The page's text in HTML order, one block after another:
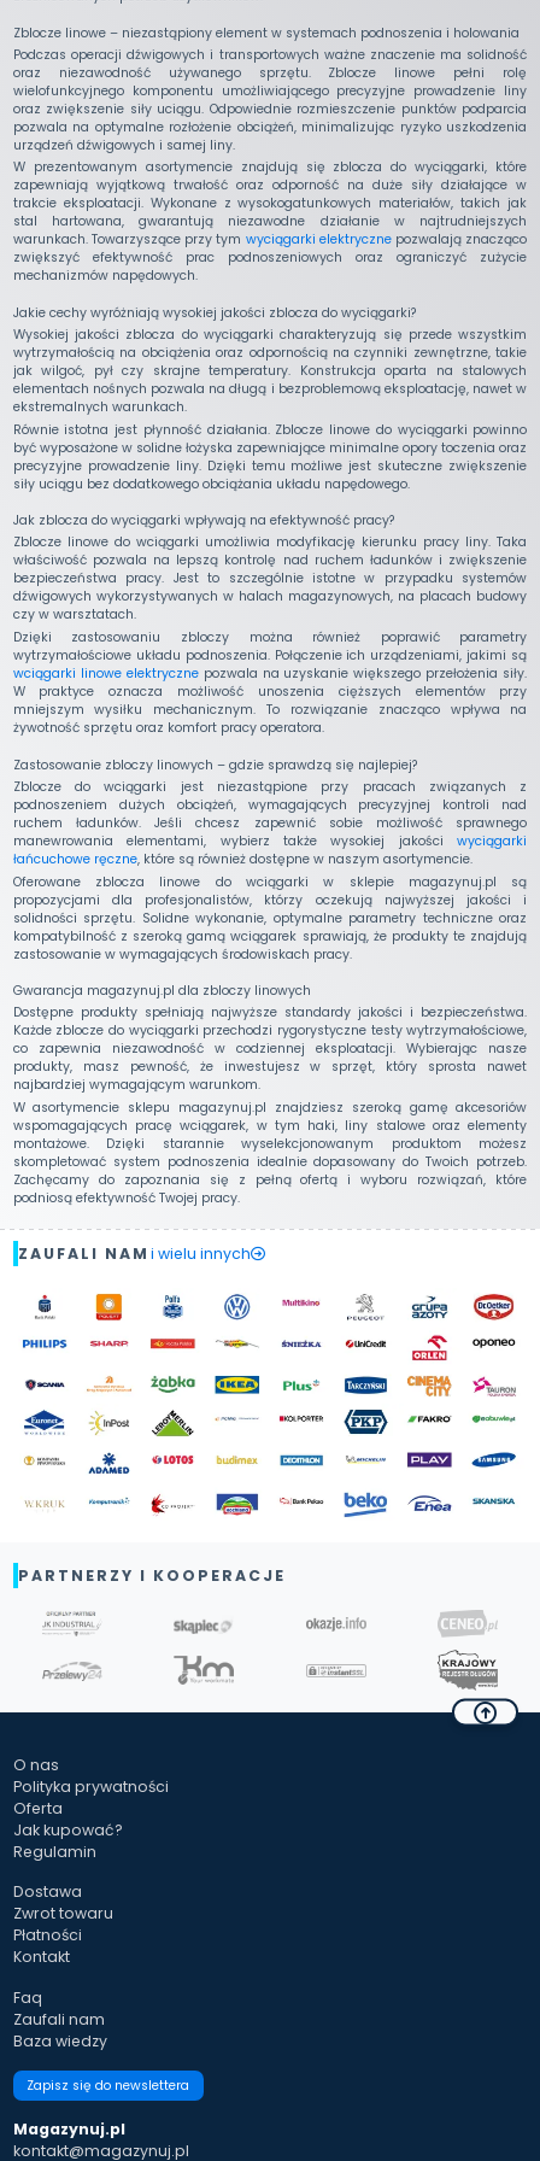
Zblocze linowe – niezastąpiony element w systemach podnoszenia i holowania
Podczas operacji dźwigowych i transportowych ważne znaczenie ma solidność
oraz niezawodność używanego sprzętu. Zblocze linowe pełni rolę
wielofunkcyjnego komponentu umożliwiającego precyzyjne prowadzenie liny
oraz zwiększenie siły uciągu. Odpowiednie rozmieszczenie punktów podparcia
pozwala na optymalne rozłożenie obciążeń, minimalizując ryzyko uszkodzenia
urządzeń dźwigowych i samej liny.
W prezentowanym asortymencie znajdują się zblocza do wyciągarki, które
zapewniają wyjątkową trwałość oraz odporność na duże siły działające w
trakcie eksploatacji. Wykonane z wysokogatunkowych materiałów, takich jak
stal hartowana, gwarantują niezawodne działanie w najtrudniejszych
warunkach. Towarzyszące przy tym wyciągarki elektrycznepozwalają znacząco
zwiększyć efektywność prac podnoszeniowych oraz ograniczyć zużycie
mechanizmów napędowych.
Jakie cechy wyróżniają wysokiej jakości zblocza do wyciągarki?
Wysokiej jakości zblocza do wyciągarki charakteryzują się przede wszystkim
wytrzymałością na obciążenia oraz odpornością na czynniki zewnętrzne, takie
jak wilgoć, pył czy skrajne temperatury. Konstrukcja oparta na stalowych
elementach nośnych pozwala na długą i bezproblemową eksploatację, nawet w
ekstremalnych warunkach.
Równie istotna jest płynność działania. Zblocze linowe do wyciągarki powinno
być wyposażone w solidne łożyska zapewniające minimalne opory toczenia oraz
precyzyjne prowadzenie liny. Dzięki temu możliwe jest skuteczne zwiększenie
siły uciągu bez dodatkowego obciążania układu napędowego.
Jak zblocza do wyciągarki wpływają na efektywność pracy?
Zblocze linowe do wciągarki umożliwia modyfikację kierunku pracy liny. Taka
właściwość pozwala na lepszą kontrolę nad ruchem ładunków i zwiększenie
bezpieczeństwa pracy. Jest to szczególnie istotne w przypadku systemów
dźwigowych wykorzystywanych w halach magazynowych, na placach budowy
czy w warsztatach.
Dzięki zastosowaniu zbloczy można również poprawić parametry
wytrzymałościowe układu podnoszenia. Połączenie ich urządzeniami, jakimi są
wciągarki linowe elektrycznepozwala na uzyskanie większego przełożenia siły.
W praktyce oznacza możliwość unoszenia cięższych elementów przy
mniejszym wysiłku mechanicznym. To rozwiązanie znacząco wpływa na
żywotność sprzętu oraz komfort pracy operatora.
Zastosowanie zbloczy linowych – gdzie sprawdzą się najlepiej?
Zblocze do wciągarki jest niezastąpione przy pracach związanych z
podnoszeniem dużych obciążeń, wymagających precyzyjnej kontroli nad
ruchem ładunków. Jeśli chcesz zapewnić sobie możliwość sprawnego
manewrowania elementami, wybierz także wysokiej jakościwyciągarki
łańcuchowe ręczne, które są również dostępne w naszym asortymencie.
Oferowane zblocza linowe do wciągarki w sklepie magazynuj.pl są
propozycjami dla profesjonalistów, którzy oczekują najwyższej jakości i
solidności sprzętu. Solidne wykonanie, optymalne parametry techniczne oraz
kompatybilność z szeroką gamą wciągarek sprawiają, że produkty te znajdują
zastosowanie w wymagających środowiskach pracy.
Gwarancja magazynuj.pl dla zbloczy linowych
Dostępne produkty spełniają najwyższe standardy jakości i bezpieczeństwa.
Każde zblocze do wyciągarki przechodzi rygorystyczne testy wytrzymałościowe,
co zapewnia niezawodność w codziennej eksploatacji. Wybierając nasze
produkty, masz pewność, że inwestujesz w sprzęt, który sprosta nawet
najbardziej wymagającym warunkom.
W asortymencie sklepu magazynuj.pl znajdziesz szeroką gamę akcesoriów
wspomagających pracę wciągarek, w tym haki, liny stalowe oraz elementy
montażowe. Dzięki starannie wyselekcjonowanym produktom możesz
skompletować system podnoszenia idealnie dopasowany do Twoich potrzeb.
Zachęcamy do zapoznania się z pełną ofertą i wyboru rozwiązań, które
podniosą efektywność Twojej pracy.
ZAUFALI NAM i wielu innych
PARTNERZY I KOOPERACJE
O nas
Polityka prywatności
Oferta
Jak kupować?
Regulamin
Dostawa
Zwrot towaru
Płatności
Kontakt
Faq
Zaufali nam
Baza wiedzy
Zapisz się do newslettera
Magazynuj.pl
kontakt@magazynuj.pl